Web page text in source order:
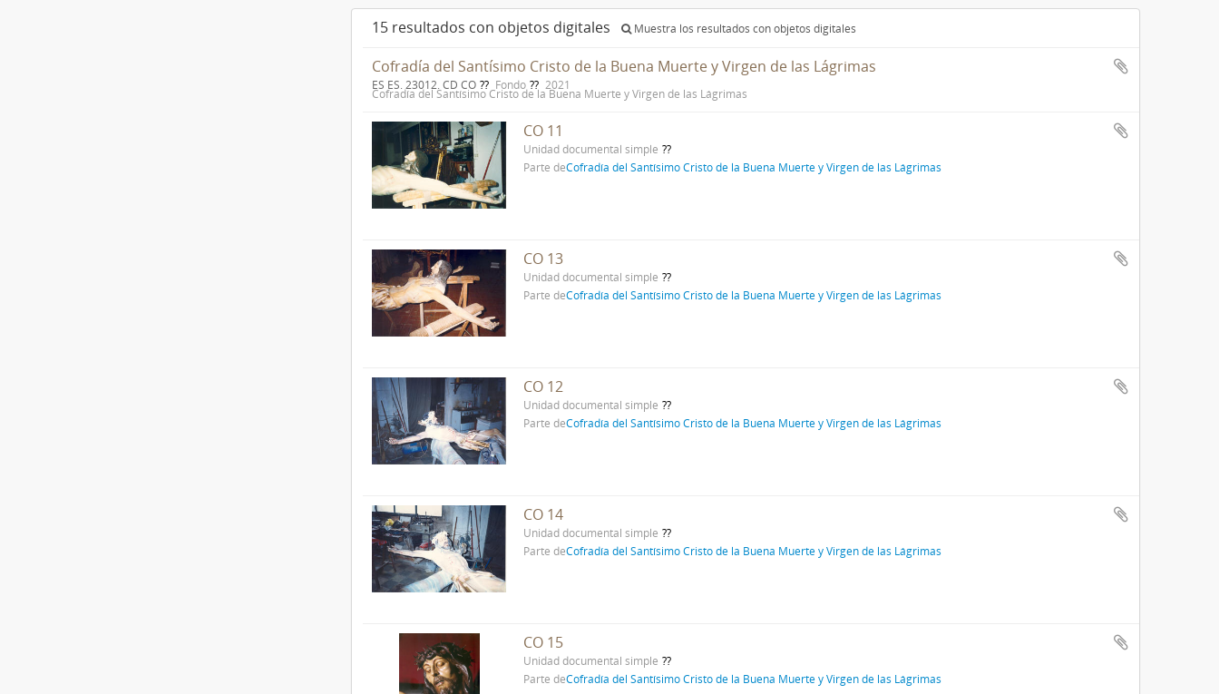
15 resultados con objetos digitales Muestra los resultados con objetos digitales
Cofradía del Santísimo Cristo de la Buena Muerte y Virgen de las Lágrimas
ES ES. 23012. CD CO Fondo 2021
Cofradía del Santísimo Cristo de la Buena Muerte y Virgen de las Lágrimas
CO 11
Unidad documental simple
Parte deCofradía del Santísimo Cristo de la Buena Muerte y Virgen de las Lágrimas
CO 13
Unidad documental simple
Parte deCofradía del Santísimo Cristo de la Buena Muerte y Virgen de las Lágrimas
CO 12
Unidad documental simple
Parte deCofradía del Santísimo Cristo de la Buena Muerte y Virgen de las Lágrimas
CO 14
Unidad documental simple
Parte deCofradía del Santísimo Cristo de la Buena Muerte y Virgen de las Lágrimas
CO 15
Unidad documental simple
Parte deCofradía del Santísimo Cristo de la Buena Muerte y Virgen de las Lágrimas